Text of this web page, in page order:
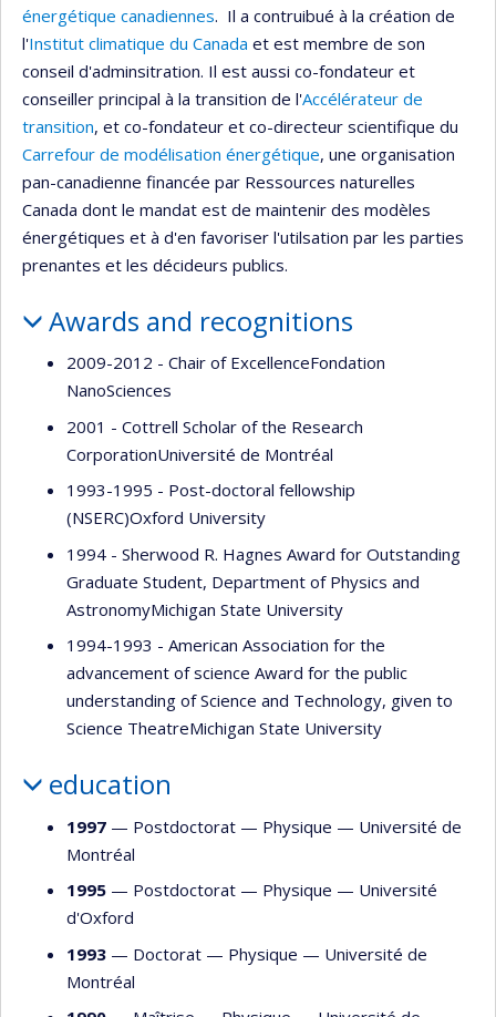
énergétique canadiennes. Il a contruibué à la création de
l'Institut climatique du Canada et est membre de son
conseil d'adminsitration. Il est aussi co-fondateur et
conseiller principal à la transition de l'Accélérateur de
transition, et co-fondateur et co-directeur scientifique du
Carrefour de modélisation énergétique, une organisation
pan-canadienne financée par Ressources naturelles
Canada dont le mandat est de maintenir des modèles
énergétiques et à d'en favoriser l'utilsation par les parties
prenantes et les décideurs publics.
Awards and recognitions
2009-2012 - Chair of ExcellenceFondation
NanoSciences
2001 - Cottrell Scholar of the Research
CorporationUniversité de Montréal
1993-1995 - Post-doctoral fellowship
(NSERC)Oxford University
1994 - Sherwood R. Hagnes Award for Outstanding
Graduate Student, Department of Physics and
AstronomyMichigan State University
1994-1993 - American Association for the
advancement of science Award for the public
understanding of Science and Technology, given to
Science TheatreMichigan State University
education
1997 — Postdoctorat — Physique — Université de
Montréal
1995 — Postdoctorat — Physique — Université
d'Oxford
1993 — Doctorat — Physique — Université de
Montréal